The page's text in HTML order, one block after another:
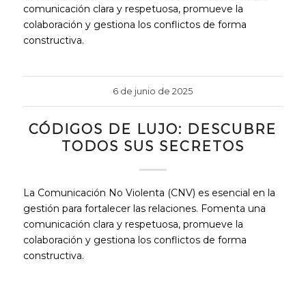
comunicación clara y respetuosa, promueve la
colaboración y gestiona los conflictos de forma
constructiva.
6 de junio de 2025
CÓDIGOS DE LUJO: DESCUBRE
TODOS SUS SECRETOS
La Comunicación No Violenta (CNV) es esencial en la
gestión para fortalecer las relaciones. Fomenta una
comunicación clara y respetuosa, promueve la
colaboración y gestiona los conflictos de forma
constructiva.